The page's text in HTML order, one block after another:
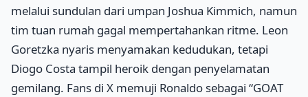
melalui sundulan dari umpan Joshua Kimmich, namun
tim tuan rumah gagal mempertahankan ritme. Leon
Goretzka nyaris menyamakan kedudukan, tetapi
Diogo Costa tampil heroik dengan penyelamatan
gemilang. Fans di X memuji Ronaldo sebagai “GOAT